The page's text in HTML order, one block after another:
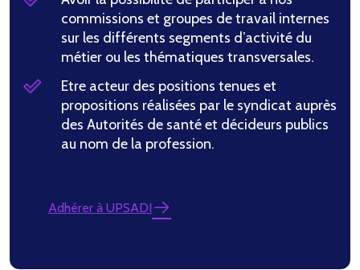
commissions et groupes de travail internes
sur les différents segments d’activité du
métier ou les thématiques transversales.
Etre acteur des positions tenues et
propositions réalisées par le syndicat auprès
des Autorités de santé et décideurs publics
au nom de la profession.
Adhérer à UPSADI